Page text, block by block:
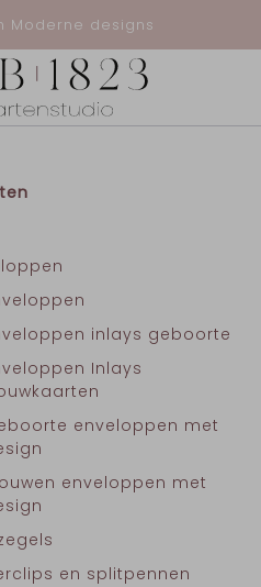
Moderne designs
inlays geboorte
Inlays
enveloppen met
enveloppen met
en splitpennen